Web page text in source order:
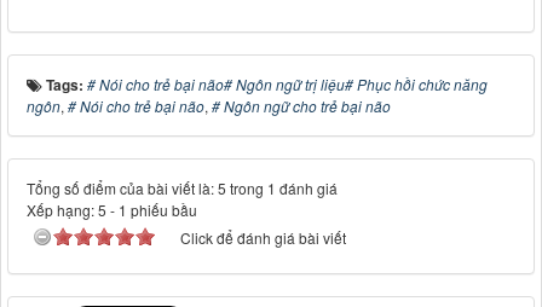
Tags: # Nói cho trẻ bại não# Ngôn ngữ trị liệu# Phục hồi chức năng
ngôn, # Nói cho trẻ bại não, # Ngôn ngữ cho trẻ bại não
Tổng số điểm của bài viết là: 5 trong 1 đánh giá
Xếp hạng:5 - 1 phiếu bầu
Click để đánh giá bài viết